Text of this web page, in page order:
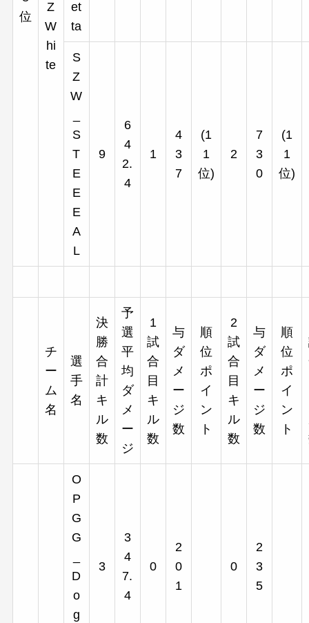
位
Z
W
hi
te
et
ta
S
Z
W
S
T
E
E
E
A
L
9
6
4
2.
4
1
4
3
7
(1
1
位)
2
7
3
0
(1
1
位)
チ
ー
ム
名
選
手
名
決
勝
合
計
キ
ル
数
予
選
平
均
ダ
メ
ー
ジ
1
試
合
目
キ
ル
数
与
ダ
メ
ー
ジ
数
順
位
ポ
イ
ン
ト
2
試
合
目
キ
ル
数
与
ダ
メ
ー
ジ
数
順
位
ポ
イ
ン
ト
O
P
G
G
D
o
g
3
3
4
7.
4
0
2
0
1
0
2
3
5